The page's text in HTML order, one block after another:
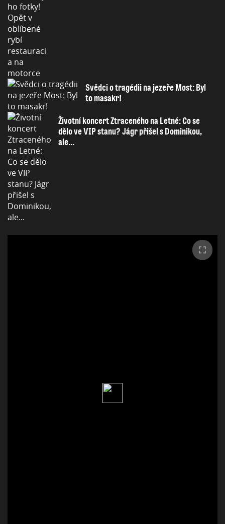
Svědci o tragédii na jezeře Most: Byl
to masakr!
Životní koncert Ztraceného na Letné: Co se
dělo ve VIP stanu? Jágr přišel s Dominikou,
ale...